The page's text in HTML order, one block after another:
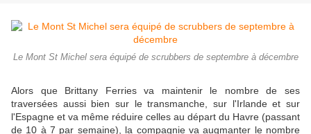
Le Mont St Michel sera équipé de scrubbers de septembre à décembre
Alors que Brittany Ferries va maintenir le nombre de ses
traversées aussi bien sur le transmanche, sur l'Irlande et sur
l'Espagne et va même réduire celles au départ du Havre (passant
de 10 à 7 par semaine), la compagnie va augmanter le nombre